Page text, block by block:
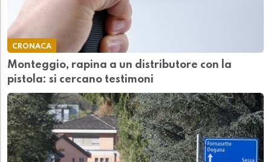
CRONACA
Monteggio, rapina a un distributore con la
pistola: si cercano testimoni